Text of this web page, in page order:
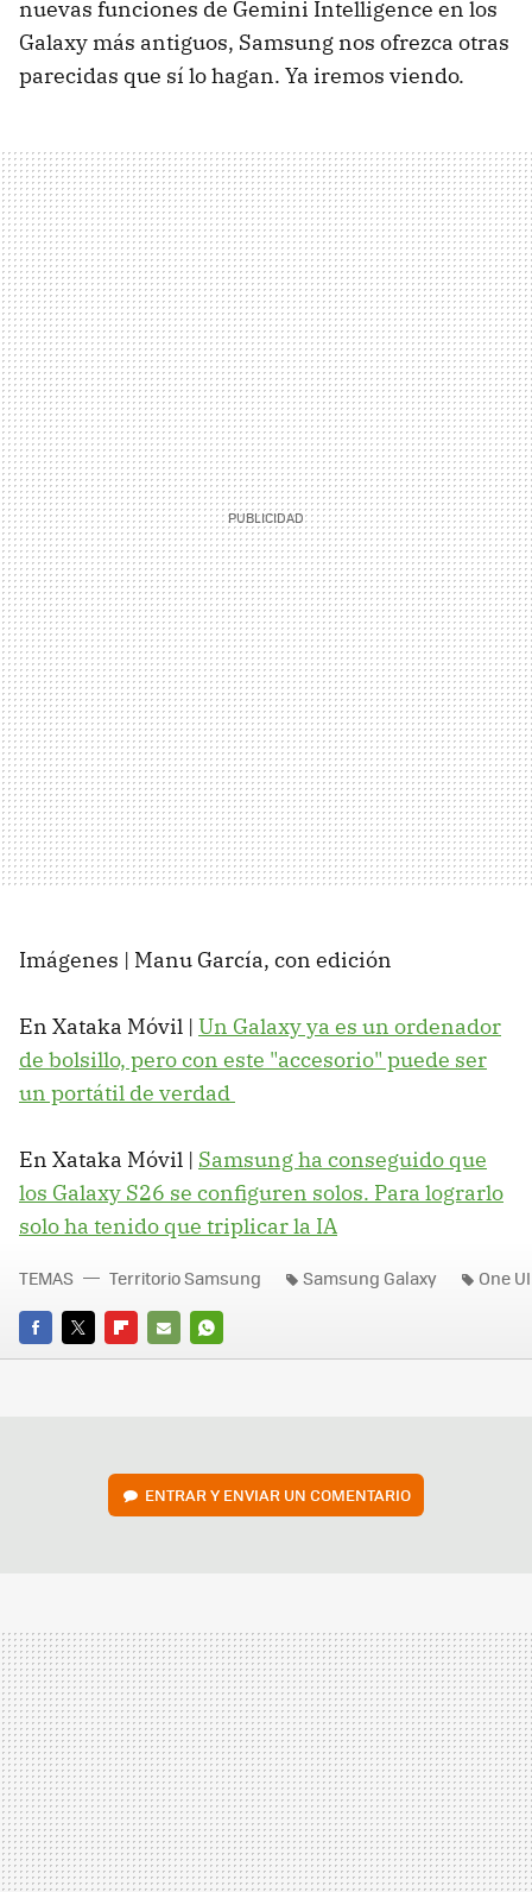
nuevas funciones de Gemini Intelligence en los
Galaxy más antiguos, Samsung nos ofrezca otras
parecidas que sí lo hagan. Ya iremos viendo.
Imágenes | Manu García, con edición
En Xataka Móvil | Un Galaxy ya es un ordenador
de bolsillo, pero con este "accesorio" puede ser
un portátil de verdad
En Xataka Móvil | Samsung ha conseguido que
los Galaxy S26 se configuren solos. Para lograrlo
solo ha tenido que triplicar la IA
FACEBOOK
TWITTERFLIPBOARD
E-
WHATSAPP
TEMAS Territorio Samsung Samsung Galaxy One
ENTRAR Y ENVIAR UN COMENTARIO